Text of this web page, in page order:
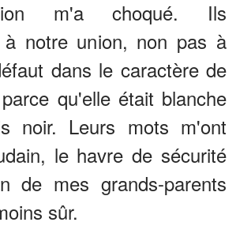
m'a choqué. Ils
à notre union, non pas à
dans le caractère de
qu'elle était blanche
noir. Leurs mots m'ont
le havre de sécurité
de mes grands-parents
sûr.